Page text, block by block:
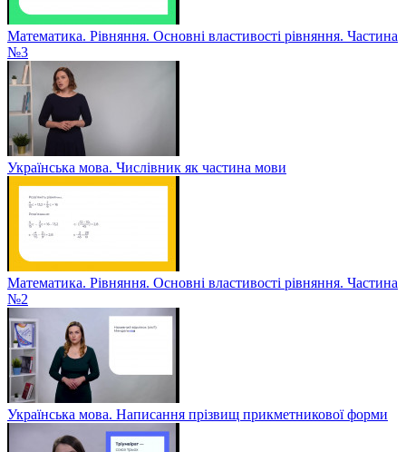
Математика. Рівняння. Основні властивості рівняння. Частина
№3
Українська мова. Числівник як частина мови
Математика. Рівняння. Основні властивості рівняння. Частина
№2
Українська мова. Написання прізвищ прикметникової форми